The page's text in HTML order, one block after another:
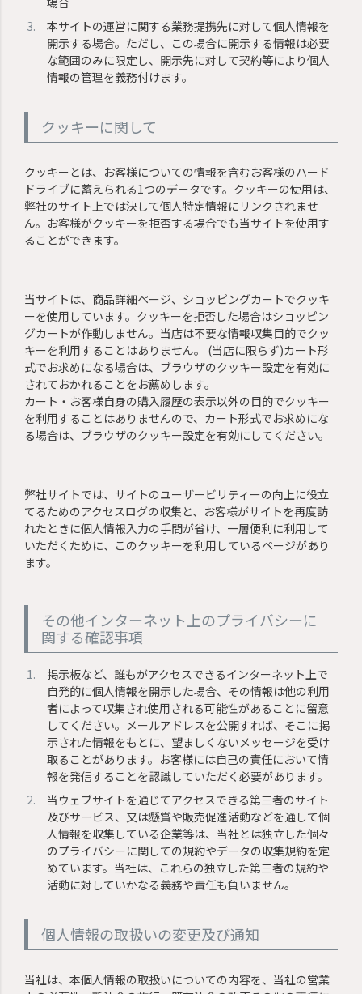
本サイトの運営に関する業務提携先に対して個人情報を
開示する場合。ただし、この場合に開示する情報は必要
な範囲のみに限定し、開示先に対して契約等により個人
情報の管理を義務付けます。
クッキーに関して
クッキーとは、お客様についての情報を含むお客様のハード
ドライブに蓄えられる1つのデータです。クッキーの使用は、
弊社のサイト上では決して個人特定情報にリンクされませ
ん。お客様がクッキーを拒否する場合でも当サイトを使用す
ることができます。
当サイトは、商品詳細ページ、ショッピングカートでクッキ
ーを使用しています。クッキーを拒否した場合はショッピン
グカートが作動しません。当店は不要な情報収集目的でクッ
キーを利用することはありません。 (当店に限らず)カート形
式でお求めになる場合は、ブラウザのクッキー設定を有効に
されておかれることをお薦めします。
カート・お客様自身の購入履歴の表示以外の目的でクッキー
を利用することはありませんので、カート形式でお求めにな
る場合は、ブラウザのクッキー設定を有効にしてください。
弊社サイトでは、サイトのユーザービリティーの向上に役立
てるためのアクセスログの収集と、お客様がサイトを再度訪
れたときに個人情報入力の手間が省け、一層便利に利用して
いただくために、このクッキーを利用しているページがあり
ます。
その他インターネット上のプライバシーに
関する確認事項
掲示板など、誰もがアクセスできるインターネット上で
自発的に個人情報を開示した場合、その情報は他の利用
者によって収集され使用される可能性があることに留意
してください。メールアドレスを公開すれば、そこに掲
示された情報をもとに、望ましくないメッセージを受け
取ることがあります。お客様には自己の責任において情
報を発信することを認識していただく必要があります。
当ウェブサイトを通じてアクセスできる第三者のサイト
及びサービス、又は懸賞や販売促進活動などを通して個
人情報を収集している企業等は、当社とは独立した個々
のプライバシーに関しての規約やデータの収集規約を定
めています。当社は、これらの独立した第三者の規約や
活動に対していかなる義務や責任も負いません。
個人情報の取扱いの変更及び通知
当社は、本個人情報の取扱いについての内容を、当社の営業